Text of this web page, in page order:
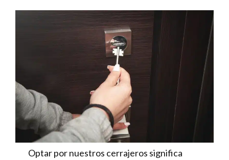
Optar por nuestros cerrajeros significa